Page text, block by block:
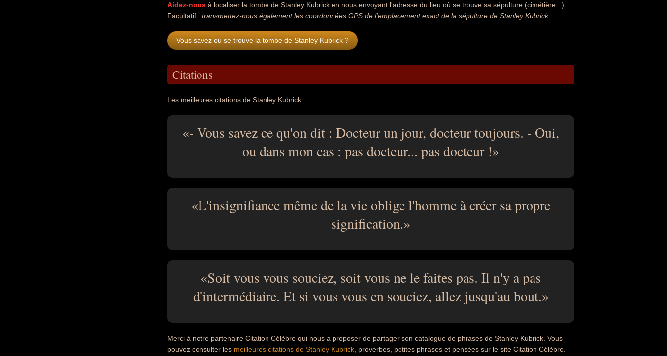
Aidez-nous à localiser la tombe de Stanley Kubrick en nous envoyant l'adresse du lieu où se trouve sa sépulture (cimétière...).
Facultatif : transmettez-nous également les coordonnées GPS de l'emplacement exact de la sépulture de Stanley Kubrick.
Vous savez où se trouve la tombe de Stanley Kubrick ?
Citations
Les meilleures citations de Stanley Kubrick.
- Vous savez ce qu'on dit : Docteur un jour, docteur toujours. - Oui,
ou dans mon cas : pas docteur... pas docteur !
L'insignifiance même de la vie oblige l'homme à créer sa propre
signification.
Soit vous vous souciez, soit vous ne le faites pas. Il n'y a pas
d'intermédiaire. Et si vous vous en souciez, allez jusqu'au bout.
Merci à notre partenaire Citation Célèbre qui nous a proposer de partager son catalogue de phrases de Stanley Kubrick. Vous
pouvez consulter les meilleures citations de Stanley Kubrick , proverbes, petites phrases et pensées sur le site Citation Célèbre.